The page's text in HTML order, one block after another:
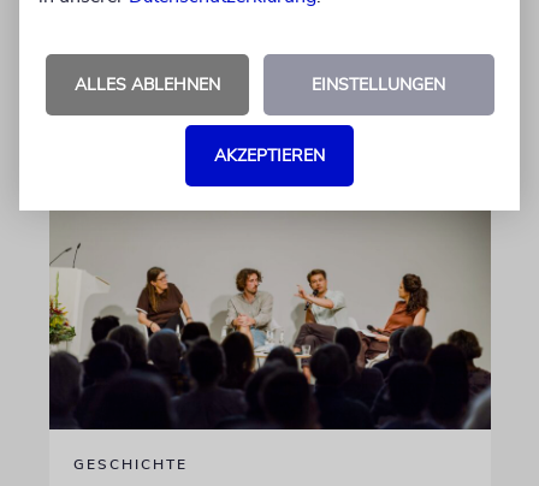
jüdischer Geschichte gegraben. Erst mit dem
05.08.2026
GESCHICHTE
ALLES ABLEHNEN EINSTELLUNGEN
AKZEPTIEREN